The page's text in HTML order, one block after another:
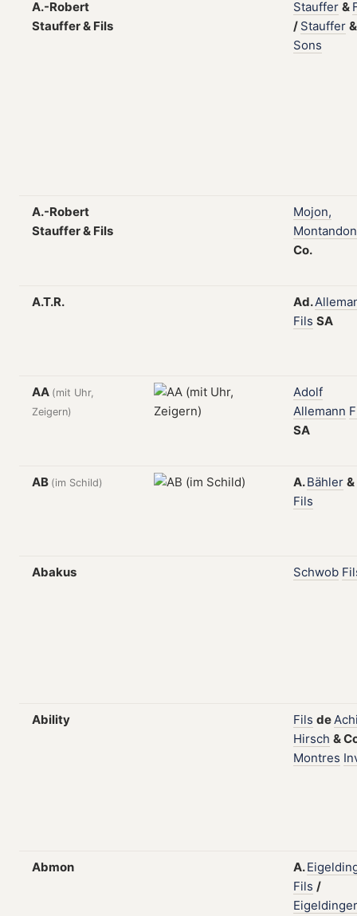
A.-Robert
Stauffer & Fils
Stauffer &
/ Stauffer &
Sons
A.-Robert
Stauffer & Fils
Mojon,
Montandon
Co.
A.T.R. Ad.
Fils SA
AA (mit Uhr,
Zeigern)
Adolf
Allemann
SA
AB (im Schild) A.Bähler &
Fils
Abakus Schwob
Ability Fils de
Hirsch &
Montres
Abmon A.
Fils /
Eigeldinger